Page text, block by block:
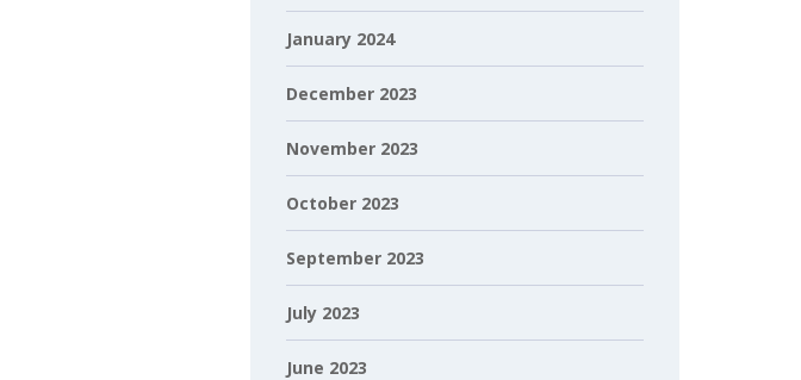
January 2024
December 2023
November 2023
October 2023
September 2023
July 2023
June 2023